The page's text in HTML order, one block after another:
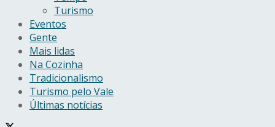
Turismo
Eventos
Gente
Mais lidas
Na Cozinha
Tradicionalismo
Turismo pelo Vale
Últimas notícias